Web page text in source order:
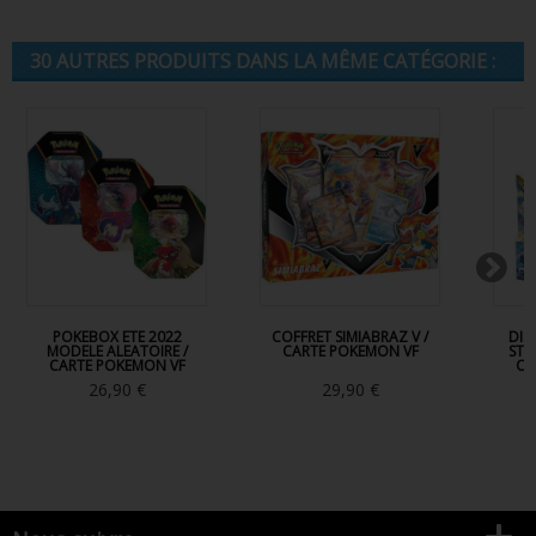
30 AUTRES PRODUITS DANS LA MÊME CATÉGORIE :
POKEBOX ETE 2022
MODELE ALEATOIRE /
CARTE POKEMON VF
26,90 €
COFFRET SIMIABRAZ V /
CARTE POKEMON VF
29,90 €